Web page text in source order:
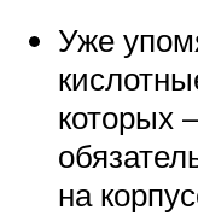
Уже
которых
на